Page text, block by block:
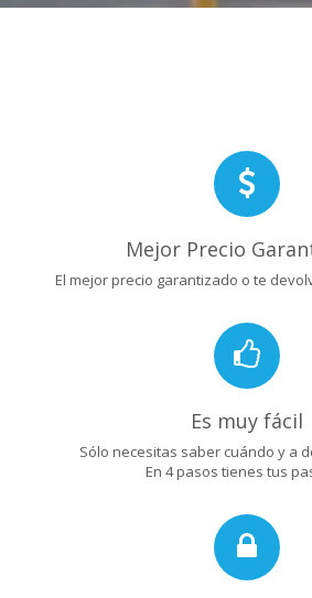
Mejor Precio
El mejor precio garantizado o te
Es muy fácil
Sólo necesitas saber cuándo y a
En 4 pasos tienes tus